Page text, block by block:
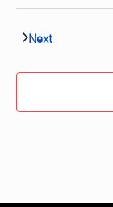
Next